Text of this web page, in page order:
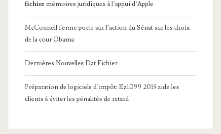
fichier mémoires juridiques à l’appui d’Apple
McConnell ferme porte sur l’action du Sénat sur les choix
de la cour Obama
Dernières Nouvelles Dat Fichier
Préparation de logiciels d’impôt: Ez1099 2015 aide les
clients à éviter les pénalités de retard